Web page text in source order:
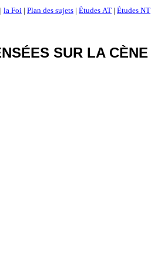
| la Foi | Plan des sujets | Études AT | Études NT
SUR LA CÈNE